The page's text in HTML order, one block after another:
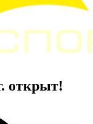
открыт!